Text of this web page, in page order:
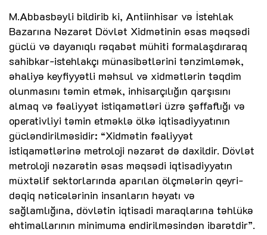
M.Abbasbəyli bildirib ki, Antiinhisar və İstehlak
Bazarına Nəzarət Dövlət Xidmətinin əsas məqsədi
güclü və dayanıqlı rəqabət mühiti formalaşdıraraq
sahibkar-istehlakçı münasibətlərini tənzimləmək,
əhaliyə keyfiyyətli məhsul və xidmətlərin təqdim
olunmasını təmin etmək, inhisarçılığın qarşısını
almaq və fəaliyyət istiqamətləri üzrə şəffaflığı və
operativliyi təmin etməklə ölkə iqtisadiyyatının
gücləndirilməsidir: “Xidmətin fəaliyyət
istiqamətlərinə metroloji nəzarət də daxildir. Dövlət
metroloji nəzarətin əsas məqsədi iqtisadiyyatın
müxtəlif sektorlarında aparılan ölçmələrin qeyri-
dəqiq nəticələrinin insanların həyatı və
sağlamlığına, dövlətin iqtisadi maraqlarına təhlükə
ehtimallarının minimuma endirilməsindən ibarətdir”.